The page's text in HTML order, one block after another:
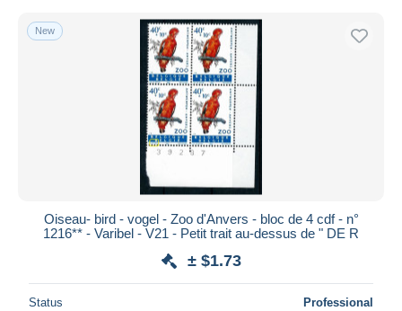
New
Oiseau- bird - vogel - Zoo d'Anvers - bloc de 4 cdf - n°
1216** - Varibel - V21 - Petit trait au-dessus de " DE R
± $1.73
Status Professional